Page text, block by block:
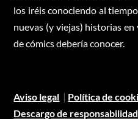
los iréis conociendo al
nuevas (y viejas) historias
de cómics debería conocer.
Aviso legal | Política de
Descargo de